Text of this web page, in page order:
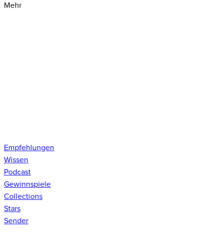
Mehr
Empfehlungen
Wissen
Podcast
Gewinnspiele
Collections
Stars
Sender